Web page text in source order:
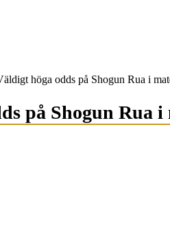
höga odds på Shogun Rua i
på Shogun Rua i